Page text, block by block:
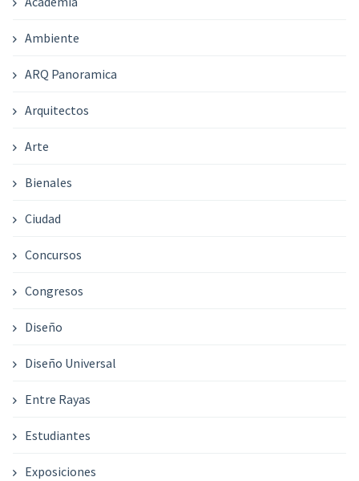
Ambiente
ARQ Panoramica
Arquitectos
Arte
Bienales
Ciudad
Concursos
Congresos
Diseño
Diseño Universal
Entre Rayas
Estudiantes
Exposiciones